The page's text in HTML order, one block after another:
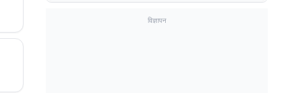
विज्ञापन